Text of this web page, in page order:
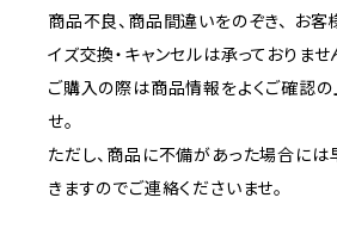
商品不良、商品間違いをのぞき、 お客
イズ交換・キャンセルは承っておりませ
ご購入の際は商品情報をよくご確認の
せ。
ただし、商品に不備があった場合に
きますのでご連絡くださいませ。